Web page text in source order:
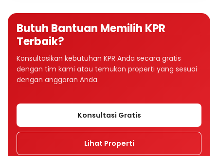
Butuh Bantuan Memilih KPR
Terbaik?
Konsultasikan kebutuhan KPR Anda secara gratis
dengan tim kami atau temukan properti yang sesuai
dengan anggaran Anda.
Konsultasi Gratis
Lihat Properti